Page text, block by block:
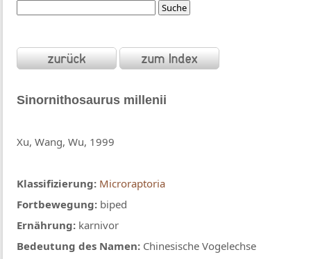
Sinornithosaurus millenii
Xu, Wang, Wu, 1999
Klassifizierung: Microraptoria
Fortbewegung: biped
Ernährung: karnivor
Bedeutung des Namen: Chinesische Vogelechse